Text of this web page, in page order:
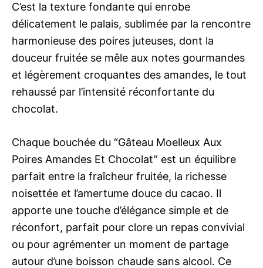
C’est la texture fondante qui enrobe
délicatement le palais, sublimée par la rencontre
harmonieuse des poires juteuses, dont la
douceur fruitée se mêle aux notes gourmandes
et légèrement croquantes des amandes, le tout
rehaussé par l’intensité réconfortante du
chocolat.
Chaque bouchée du “Gâteau Moelleux Aux
Poires Amandes Et Chocolat” est un équilibre
parfait entre la fraîcheur fruitée, la richesse
noisettée et l’amertume douce du cacao. Il
apporte une touche d’élégance simple et de
réconfort, parfait pour clore un repas convivial
ou pour agrémenter un moment de partage
autour d’une boisson chaude sans alcool. Ce